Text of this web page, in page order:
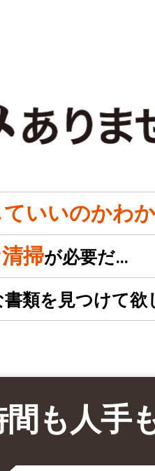
いいのかわ
掃が必要だ…
書類を見つけて
間も人手